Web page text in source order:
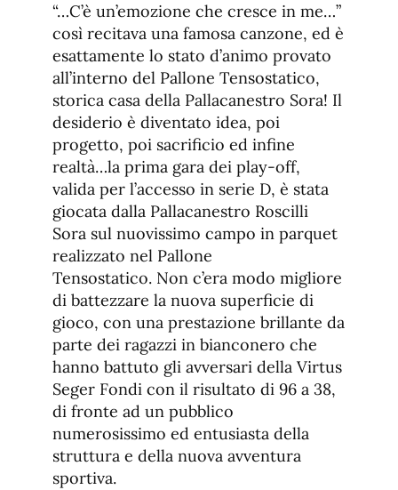
“…C’è un’emozione che cresce in me…”
così recitava una famosa canzone, ed è
esattamente lo stato d’animo provato
all’interno del Pallone Tensostatico,
storica casa della Pallacanestro Sora! Il
desiderio è diventato idea, poi
progetto, poi sacrificio ed infine
realtà…la prima gara dei play-off,
valida per l’accesso in serie D, è stata
giocata dalla Pallacanestro Roscilli
Sora sul nuovissimo campo in parquet
realizzato nel Pallone
Tensostatico. Non c’era modo migliore
di battezzare la nuova superficie di
gioco, con una prestazione brillante da
parte dei ragazzi in bianconero che
hanno battuto gli avversari della Virtus
Seger Fondi con il risultato di 96 a 38,
di fronte ad un pubblico
numerosissimo ed entusiasta della
struttura e della nuova avventura
sportiva.